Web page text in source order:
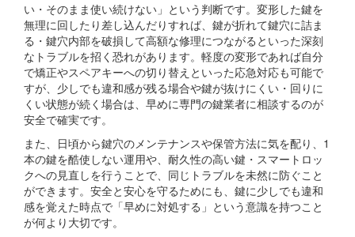
い・そのまま使い続けない」という判断です。変形した鍵を
無理に回したり差し込んだりすれば、鍵が折れて鍵穴に詰ま
る・鍵穴内部を破損して高額な修理につながるといった深刻
なトラブルを招く恐れがあります。軽度の変形であれば自分
で矯正やスペアキーへの切り替えといった応急対応も可能で
すが、少しでも違和感が残る場合や鍵が抜けにくい・回りに
くい状態が続く場合は、早めに専門の鍵業者に相談するのが
安全で確実です。
また、日頃から鍵穴のメンテナンスや保管方法に気を配り、1
本の鍵を酷使しない運用や、耐久性の高い鍵・スマートロッ
クへの見直しを行うことで、同じトラブルを未然に防ぐこと
ができます。安全と安心を守るためにも、鍵に少しでも違和
感を覚えた時点で「早めに対処する」という意識を持つこと
が何より大切です。